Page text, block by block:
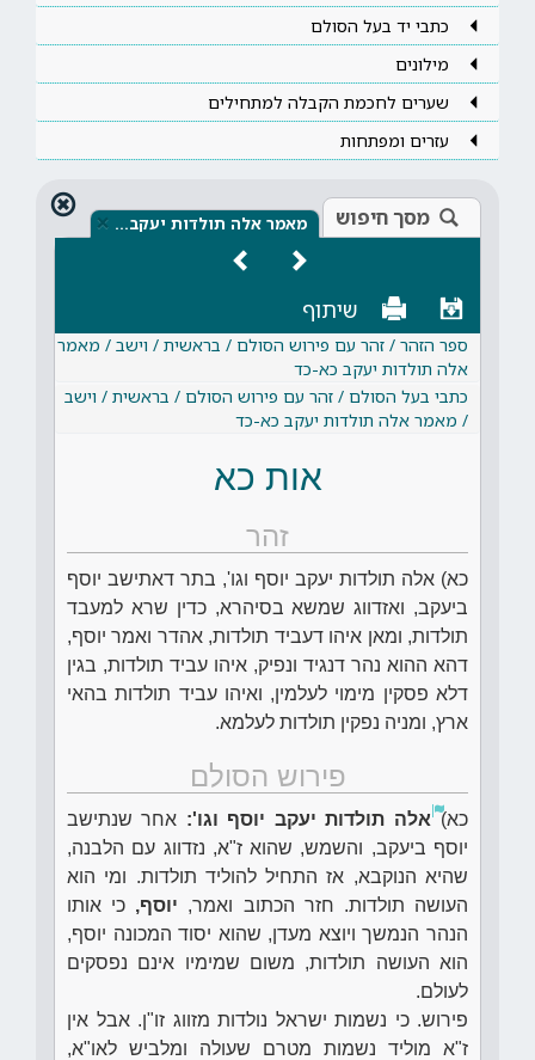
כתבי יד בעל הסולם
מילונים
שערים לחכמת הקבלה למתחילים
עזרים ומפתחות
מסך חיפוש מאמר אלה תולדות יעקב… ×
שיתוף
ספר הזהר / זהר עם פירוש הסולם / בראשית / וישב / מאמר
אלה תולדות יעקב כא-כד
כתבי בעל הסולם / זהר עם פירוש הסולם / בראשית / וישב
/ מאמר אלה תולדות יעקב כא-כד
אות כא
זהר
כא) אלה תולדות יעקב יוסף וגו', בתר דאתישב יוסף
ביעקב, ואזדווג שמשא בסיהרא, כדין שרא למעבד
תולדות, ומאן איהו דעביד תולדות, אהדר ואמר יוסף,
דהא ההוא נהר דנגיד ונפיק, איהו עביד תולדות, בגין
דלא פסקין מימוי לעלמין, ואיהו עביד תולדות בהאי
ארץ, ומניה נפקין תולדות לעלמא.
פירוש הסולם
כא)אלה תולדות יעקב יוסף וגו': אחר שנתישב
יוסף ביעקב, והשמש, שהוא ז"א, נזדווג עם הלבנה,
שהיא הנוקבא, אז התחיל להוליד תולדות. ומי הוא
העושה תולדות. חזר הכתוב ואמר, יוסף, כי אותו
הנהר הנמשך ויוצא מעדן, שהוא יסוד המכונה יוסף,
הוא העושה תולדות, משום שמימיו אינם נפסקים
לעולם.
פירוש. כי נשמות ישראל נולדות מזווג זו"ן. אבל אין
ז"א מוליד נשמות מטרם שעולה ומלביש לאו"א,